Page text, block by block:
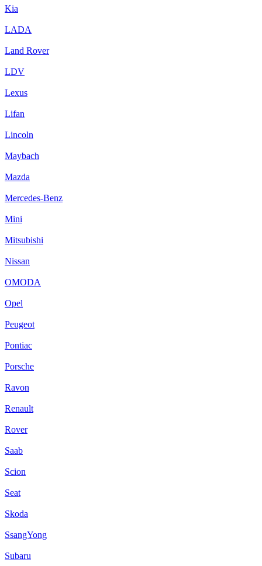
Kia
LADA
Land Rover
LDV
Lexus
Lifan
Lincoln
Maybach
Mazda
Mercedes-Benz
Mini
Mitsubishi
Nissan
OMODA
Opel
Peugeot
Pontiac
Porsche
Ravon
Renault
Rover
Saab
Scion
Seat
Skoda
SsangYong
Subaru